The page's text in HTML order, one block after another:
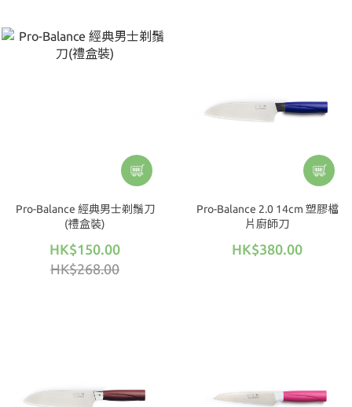
Pro-Balance 經典男士剃鬚刀
(禮盒裝)
HK$150.00
HK$268.00
Pro-Balance 2.0 14cm 塑膠檔
片廚師刀
HK$380.00